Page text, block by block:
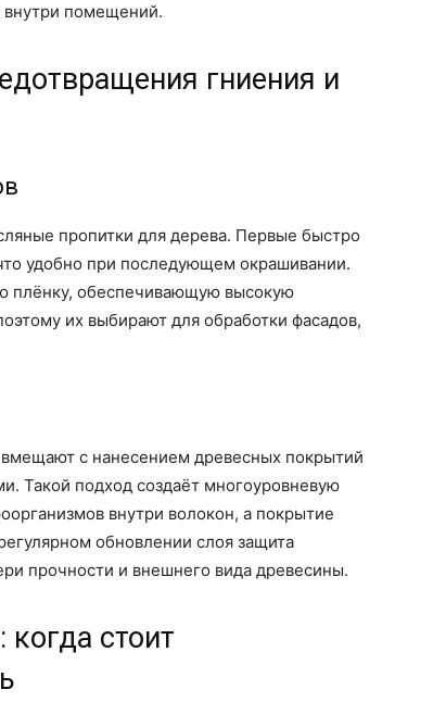
внутри помещений.
гниения и
пропитки для дерева. Первые быстро
удобно при последующем окрашивании.
плёнку, обеспечивающую высокую
их выбирают для обработки фасадов,
с нанесением древесных покрытий
Такой подход создаёт многоуровневую
внутри волокон, а покрытие
обновлении слоя защита
прочности и внешнего вида древесины.
стоит